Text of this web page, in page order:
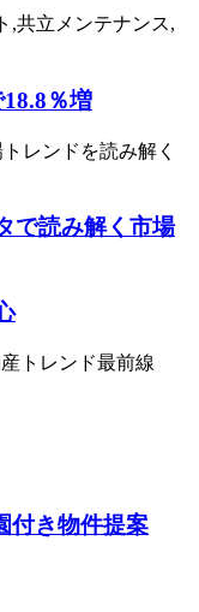
,共立メンテナンス,
％増
レンドを読み解く
で読み解く市場
トレンド最前線
付き物件提案